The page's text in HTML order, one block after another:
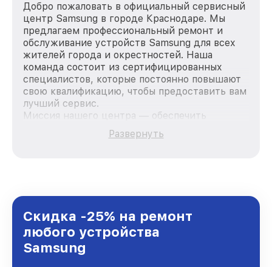
Добро пожаловать в официальный сервисный
центр Samsung в городе Краснодаре. Мы
предлагаем профессиональный ремонт и
обслуживание устройств Samsung для всех
жителей города и окрестностей. Наша
команда состоит из сертифицированных
специалистов, которые постоянно повышают
свою квалификацию, чтобы предоставить вам
лучший сервис.
Миссия нашего центра — обеспечить
качественный и доступный ремонт для
каждого пользователя продукции Samsung,
городе Краснодаре, постоянно повышая
уровень доверия и лояльности наших
клиентов.
Развернуть
Скидка -25% на ремонт
любого устройства
Samsung